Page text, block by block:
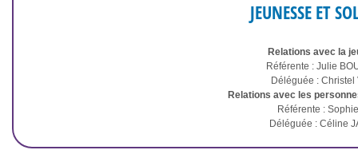
JEUNESSE ET
Relations avec la
Référente : Julie
Déléguée : Christel
Relations avec les
Référente :
Déléguée : Céline